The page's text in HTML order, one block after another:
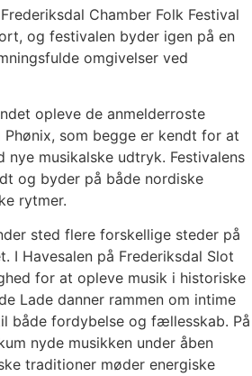
Chamber Folk Festival
og festivalen byder igen på en
omgivelser ved
opleve de anmelderroste
som begge er kendt for at
nye musikalske udtryk. Festivalens
og byder på både nordiske
rytmer.
sted flere forskellige steder på
I Havesalen på Frederiksdal Slot
for at opleve musik i historiske
Lade danner rammen om intime
både fordybelse og fællesskab. På
nyde musikken under åben
traditioner møder energiske